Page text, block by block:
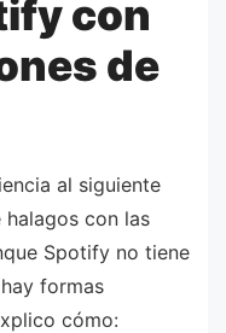
con
de
al siguiente
con las
Spotify no tiene
formas
cómo: